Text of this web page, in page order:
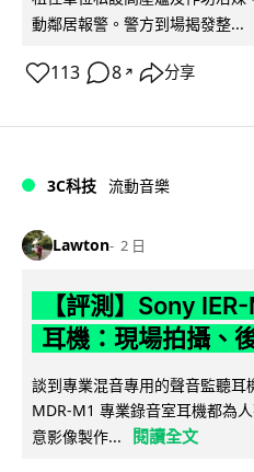
動鄰居報警。警方到場揭發整...
113 8 ↗ 分享
3C科技 流動音樂
Lawton 2 日
【評測】Sony
耳機：現場拍攝、
談到專業混音專用的聲音監聽
MDR-M1 專業錄音室耳機都為
意影像製作...
閱讀全文